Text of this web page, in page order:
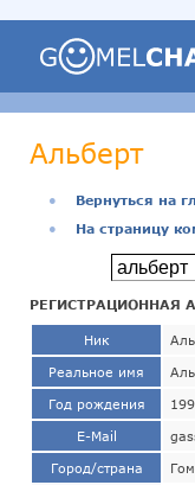
Альберт
●
Вернуться на
●
На страницу
РЕГИСТРАЦИОННАЯ
Ник
Реальное имя
Год рождения
E-Mail
Город/страна